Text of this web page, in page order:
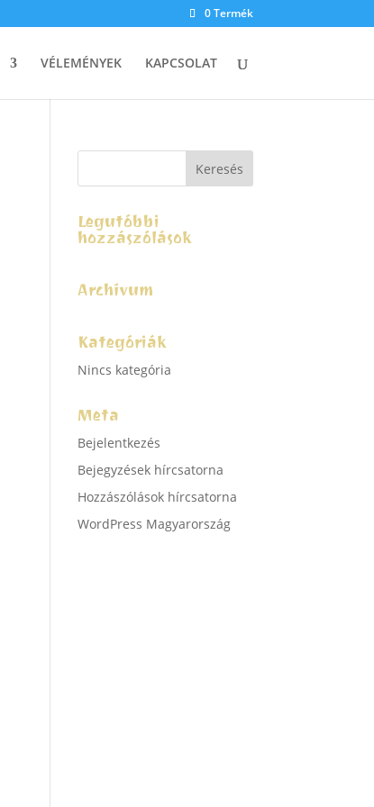
0 Termék
VÉLEMÉNYEK KAPCSOLAT
Legutóbbi
hozzászólások
Archívum
Kategóriák
Nincs kategória
Meta
Bejelentkezés
Bejegyzések hírcsatorna
Hozzászólások hírcsatorna
WordPress Magyarország